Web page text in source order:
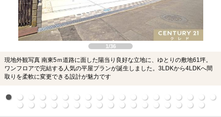
1/36
現地外観写真 南東5ｍ道路に面した陽当り良好な立地に、ゆとりの敷地61坪。
ワンフロアで完結する人気の平屋プランが誕生しました。3LDKから4LDKへ間
取りを柔軟に変更できる設計が魅力です